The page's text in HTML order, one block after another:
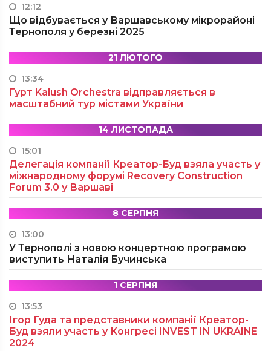
12:12
Що відбувається у Варшавському мікрорайоні
Тернополя у березні 2025
21 ЛЮТОГО
13:34
Гурт Kalush Orchestra відправляється в
масштабний тур містами України
14 ЛИСТОПАДА
15:01
Делегація компанії Креатор-Буд взяла участь у
міжнародному форумі Recovery Construction
Forum 3.0 у Варшаві
8 СЕРПНЯ
13:00
У Тернополі з новою концертною програмою
виступить Наталія Бучинська
1 СЕРПНЯ
13:53
Ігор Гуда та представники компанії Креатор-
Буд взяли участь у Конгресі INVEST IN UKRAINE
2024